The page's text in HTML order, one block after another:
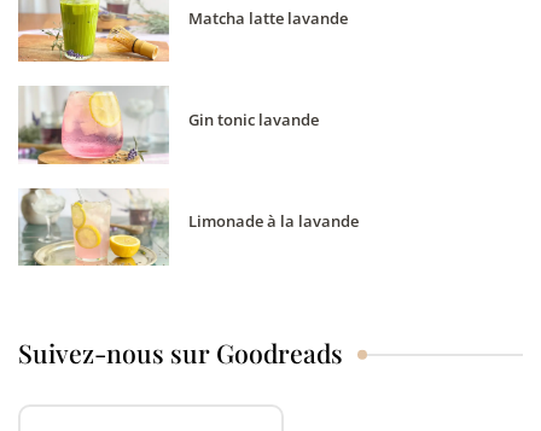
Matcha latte lavande
Gin tonic lavande
Limonade à la lavande
Suivez-nous sur Goodreads